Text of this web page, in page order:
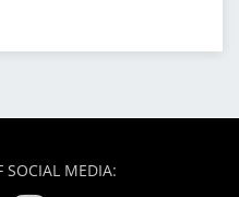
SOCIAL MEDIA: